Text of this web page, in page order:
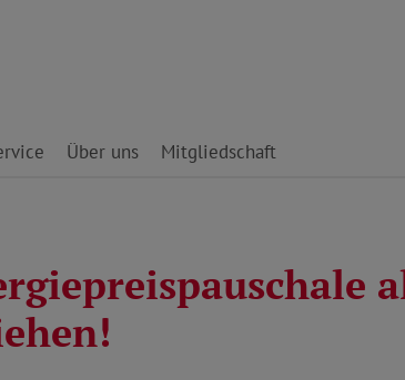
Über uns Mitgliedschaft